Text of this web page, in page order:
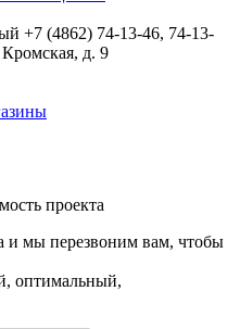
+7 (4862) 74-13-46, 74-13-
д. 9
проекта
и мы перезвоним вам, чтобы
оптимальный,